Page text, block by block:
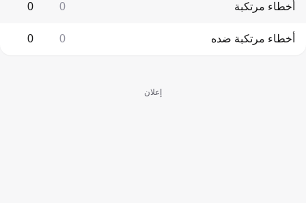
أخطاء مرتكبة 0
0
أخطاء مرتكبة ضده 0
0
إعلان